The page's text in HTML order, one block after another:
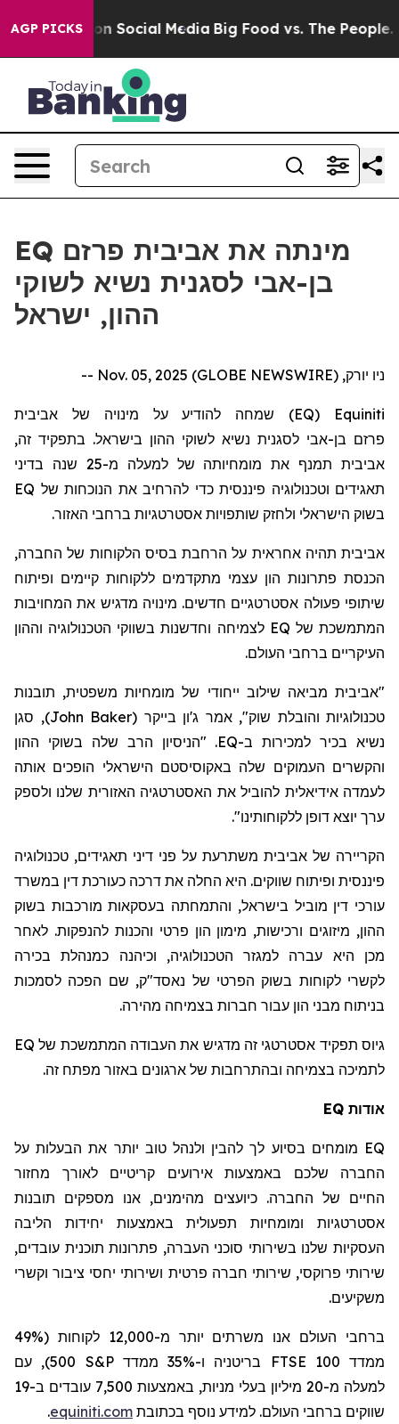
AGP PICKSon Social Media Big Food vs. The People.
EQ מינתה את אביבית פרזם
בן-אבי לסגנית נשיא לשוקי
ההון, ישראל
ניו יורק, Nov. 05, 2025 (GLOBE NEWSWIRE) --
Equiniti
(
EQ
) שמחה להודיע על מינויה של אביבית
פרזם בן-אבי לסגנית נשיא לשוקי ההון בישראל. בתפקיד זה,
אביבית תמנף את מומחיותה שללמעלה מ-25 שנה בדיני
תאגידים וטכנולוגיה פיננסית כדי להרחיב את הנוכחות של EQ
בשוק הישראלי ולחזק שותפויות אסטרטגיות ברחבי האזור.
אביבית תהיה אחראית על הרחבת בסיס הלקוחות של החברה,
הכנסת פתרונות הון עצמי מתקדמים ללקוחות קיימים ופיתוח
שיתופי פעולה אסטרטגיים חדשים. מינויה מדגיש את המחויבות
המתמשכתשל EQ לצמיחה וחדשנות בשווקי הטכנולוגיה וההון
העיקריים ברחבי העולם.
"אביבית מביאה שילוב ייחודי של מומחיותמשפטית, תובנות
טכנולוגיות והובלת שוק",אמר ג'ון בייקר (
John Baker
)
, סגן
נשיא בכיר למכירותב-EQ. " הניסיון הרב שלה בשוקי ההון
והקשרים העמוקים שלה באקוסיסטם הישראלי הופכים אותה
לעמדה אידיאלית להוביל את האסטרטגיה האזורית שלנו ולספק
ערך יוצא דופן ללקוחותינו".
הקריירה של אביבית משתרעת על פני דיני תאגידים, טכנולוגיה
פיננסית ופיתוח שווקים. היא החלה את דרכה כעורכת דין במשרד
עורכי דין מוביל בישראל, והתמחתה בעסקאות מורכבות בשוק
ההון, מיזוגים ורכישות, מימון הון פרטי והכנות להנפקות. לאחר
מכן
היא עברה למגזר הטכנולוגיה, וכיהנה כמנהלת
בכירה
לקשרי לקוחות בשוק הפרטי של נאסד"ק, שם הפכה לסמכות
בניתוח מבני הון עבור חברות בצמיחה מהירה.
גיוס תפקיד אסטרטגי זה מדגיש את העבודה המתמשכת של EQ
לתמיכה בצמיחה ובהתרחבות של ארגונים באזור מפתח זה.
אודות
EQ מומחים בסיוע לך להבין ולנהלטוב יותר את הבעלות על
החברה
שלכם באמצעות אירועים קריטיים לאורך
מחזור
החיים של החברה.כיועצים מהימנים, אנו מספקים תובנות
אסטרטגיות
ומומחיות תפעולית באמצעות יחידות
הליבה
העסקיות שלנו בשירותי סוכני העברה, פתרונות תוכנית עובדים,
שירותי פרוקסי, שירותי חברה פרטית ושירותי יחסי ציבור וקשרי
משקיעים.
ברחבי העולם אנו משרתים יותר מ-12,000 לקוחות (49%
ממדד
בריטניה ו-35% ממדד S&P
500),
עם
למעלה מ-20 מיליון בעלי מניות, באמצעות עובדים ב-19
שווקים ברחבי העולם. למידע נוסף בכתובת equiniti.com
.